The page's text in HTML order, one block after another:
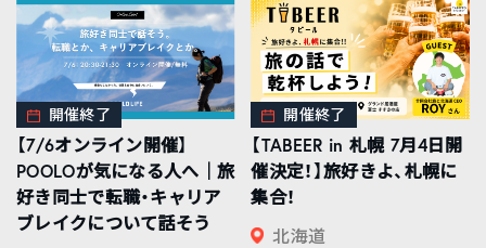
開催終了
【7/6オンライン開催】
POOLOが気になる人へ｜旅
好き同士で転職・キャリア
ブレイクについて話そう
開催終了
【TABEER in 札幌 7月4日開
催決定！】旅好きよ、札幌に
集合！
北海道